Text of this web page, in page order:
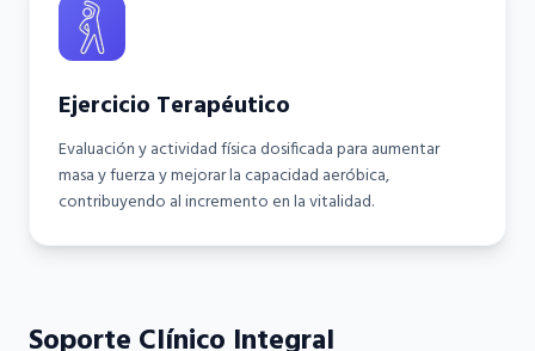
Ejercicio Terapéutico
Evaluación y actividad física dosificada para aumentar
masa y fuerza y mejorar la capacidad aeróbica,
contribuyendo al incremento en la vitalidad.
Soporte Clínico Integral